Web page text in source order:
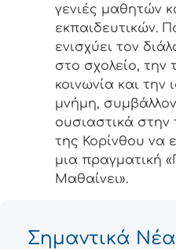
γενιές μαθητών
εκπαιδευτικών.
ενισχύει τον
στο σχολείο, την
κοινωνία και την
μνήμη,
ουσιαστικά
της Κορίνθου να
μια πραγματική
Μαθαίνει».
Σημαντικά Νέα